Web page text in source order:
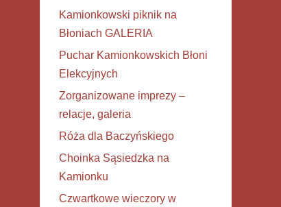
Kamionkowski piknik na
Błoniach GALERIA
Puchar Kamionkowskich Błoni
Elekcyjnych
Zorganizowane imprezy –
relacje, galeria
Róża dla Baczyńskiego
Choinka Sąsiedzka na
Kamionku
Czwartkowe wieczory w